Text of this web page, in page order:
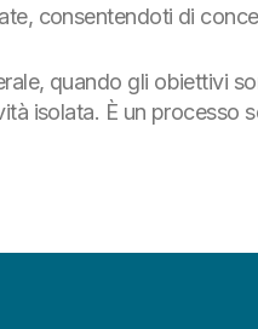
consentendoti di
quando gli obiettivi
isolata. È un processo